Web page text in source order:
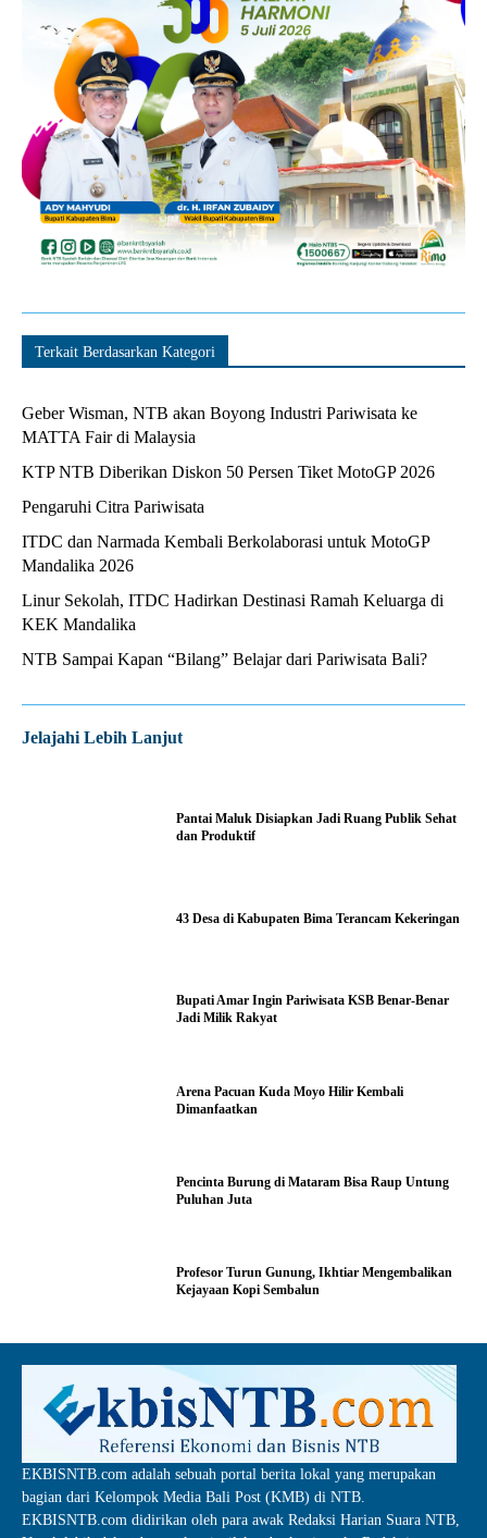
Terkait Berdasarkan Kategori
Geber Wisman, NTB akan Boyong Industri Pariwisata ke
MATTA Fair di Malaysia
KTP NTB Diberikan Diskon 50 Persen Tiket MotoGP 2026
Pengaruhi Citra Pariwisata
ITDC dan Narmada Kembali Berkolaborasi untuk MotoGP
Mandalika 2026
Linur Sekolah, ITDC Hadirkan Destinasi Ramah Keluarga di
KEK Mandalika
NTB Sampai Kapan “Bilang” Belajar dari Pariwisata Bali?
Jelajahi Lebih Lanjut
Pantai Maluk Disiapkan Jadi Ruang Publik Sehat
dan Produktif
43 Desa di Kabupaten Bima Terancam Kekeringan
Bupati Amar Ingin Pariwisata KSB Benar-Benar
Jadi Milik Rakyat
Arena Pacuan Kuda Moyo Hilir Kembali
Dimanfaatkan
Pencinta Burung di Mataram Bisa Raup Untung
Puluhan Juta
Profesor Turun Gunung, Ikhtiar Mengembalikan
Kejayaan Kopi Sembalun
EKBISNTB.com adalah sebuah portal berita lokal yang merupakan
bagian dari Kelompok Media Bali Post (KMB) di NTB.
EKBISNTB.com didirikan oleh para awak Redaksi Harian Suara NTB,